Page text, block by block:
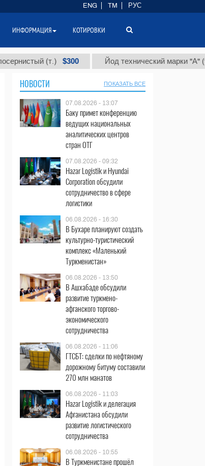
(т.) $300 Йод технический марки "А" (т.)
НОВОСТИ ПОКАЗАТЬ ВСЕ
07.08.2026 - 13:07
Баку примет конференцию
ведущих национальных
аналитических центров
стран ОТГ
07.08.2026 - 09:32
Hazar Logistik и Hyundai
Corporation обсудили
сотрудничество в сфере
логистики
06.08.2026 - 16:30
В Бухаре планируют создать
культурно-туристический
комплекс «Маленький
Туркменистан»
06.08.2026 - 13:50
В Ашхабаде обсудили
развитие туркмено-
афганского торгово-
экономического
сотрудничества
06.08.2026 - 11:06
ГТСБТ: сделки по нефтяному
дорожному битуму составили
270 млн манатов
06.08.2026 - 11:03
Hazar Logistik и делегация
Афганистана обсудили
развитие логистического
сотрудничества
06.08.2026 - 10:55
В Туркменистане прошёл
ENG TM РУС
ИНФОРМАЦИЯ КОТИРОВКИ